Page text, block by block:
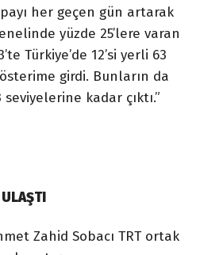
her geçen gün artarak
yüzde 25’lere varan
Türkiye’de 12’si yerli 63
girdi. Bunların da
kadar çıktı.”
Zahid Sobacı TRT ortak